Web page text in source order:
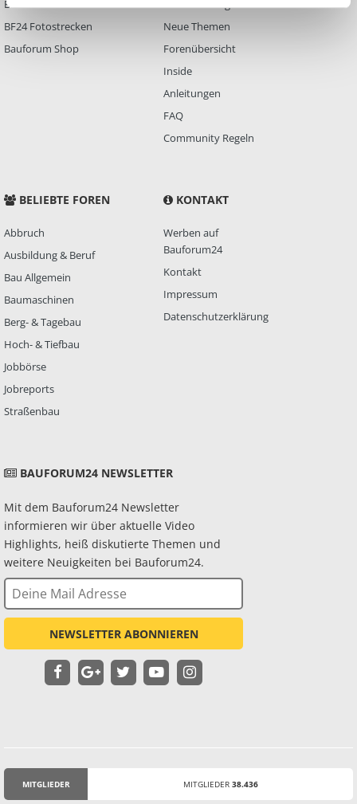
BF24 Mediathek
BF24 Fotostrecken
Bauforum Shop
Passwort vergessen?
Neue Themen
Forenübersicht
Inside
Anleitungen
FAQ
Community Regeln
BELIEBTE FOREN
Abbruch
Ausbildung & Beruf
Bau Allgemein
Baumaschinen
Berg- & Tagebau
Hoch- & Tiefbau
Jobbörse
Jobreports
Straßenbau
KONTAKT
Werben auf
Bauforum24
Kontakt
Impressum
Datenschutzerklärung
BAUFORUM24 NEWSLETTER
Mit dem Bauforum24 Newsletter
informieren wir über aktuelle Video
Highlights, heiß diskutierte Themen und
weitere Neuigkeiten bei Bauforum24.
NEWSLETTER ABONNIEREN
MITGLIEDER MITGLIEDER 38.436